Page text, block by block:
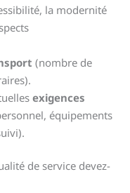
la modernité
(nombre de
exigences
équipements
de service devez-